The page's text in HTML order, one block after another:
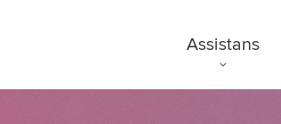
Assistans
FAQ